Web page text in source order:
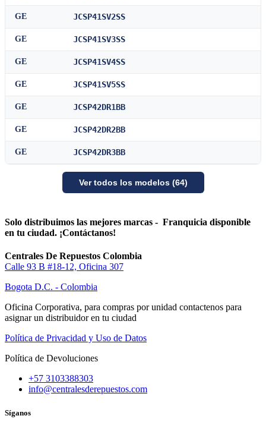
GE JCSP41SV2SS
GE JCSP41SV3SS
GE JCSP41SV4SS
GE JCSP41SV5SS
GE JCSP42DR1BB
GE JCSP42DR2BB
GE JCSP42DR3BB
Ver todos los modelos (64)
Solo distribuimos las mejores marcas - Franquicia disponible
en tu ciudad. ¡Contáctanos!
Centrales De Repuestos Colombia
Calle 93 B #18-12, Oficina 307
Bogota D.C. - Colombia
Oficina Corporativa, para compras por unidad contactenos para
asignar un distribuidor en tu ciudad
Política de Privacidad y Uso de Datos
Política de Devoluciones
+57 3103388303
info@centralesderepuestos.com
Síganos